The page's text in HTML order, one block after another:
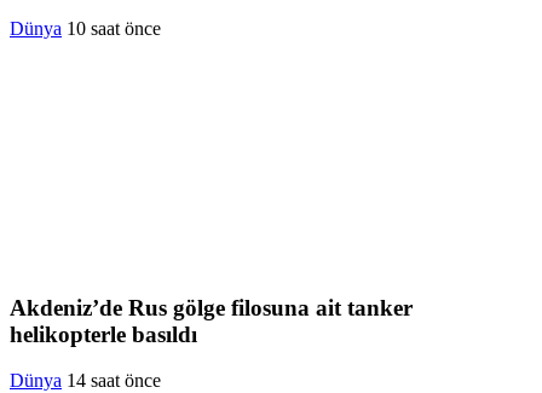
Dünya 10 saat önce
Akdeniz’de Rus gölge filosuna ait tanker
helikopterle basıldı
Dünya 14 saat önce